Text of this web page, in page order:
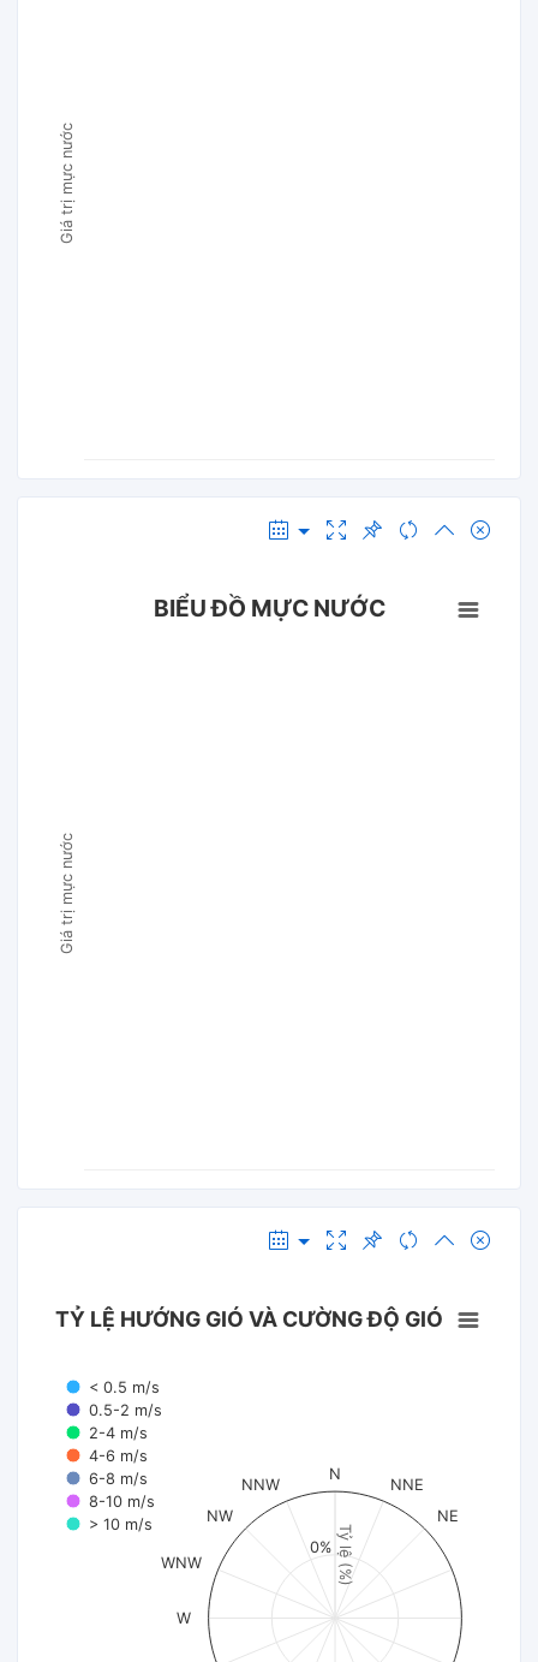
Giá trị mực nước
Giá trị mực nước
BIỂU ĐỒ MỰC NƯỚC
Tỷ lệ (%)
TỶ LỆ HƯỚNG GIÓ VÀ CƯỜNG ĐỘ GIÓ
< 0.5 m/s
0.5-2 m/s
2-4 m/s
4-6 m/s
6-8 m/s
8-10 m/s
> 10 m/s
N
NNE
NE
W
WNW
NW
NNW
0%